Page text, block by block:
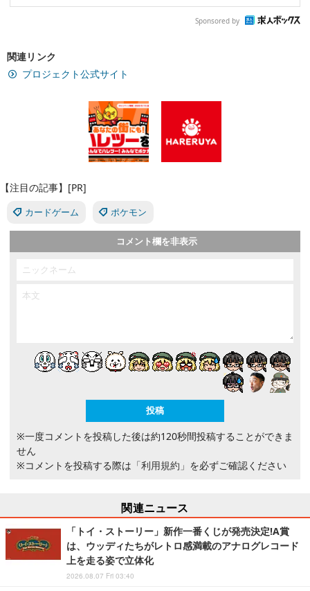
Sponsored by
関連リンク
プロジェクト公式サイト
【注目の記事】[PR]
カードゲーム ポケモン
コメント欄を非表示
※一度コメントを投稿した後は約120秒間投稿することができま
せん
※コメントを投稿する際は 「利用規約」 を必ずご確認ください
関連ニュース
「トイ・ストーリー」新作一番くじが発売決定!A賞
は、ウッディたちがレトロ感満載のアナログレコード
上を走る姿で立体化
2026.08.07 Fri 03:40